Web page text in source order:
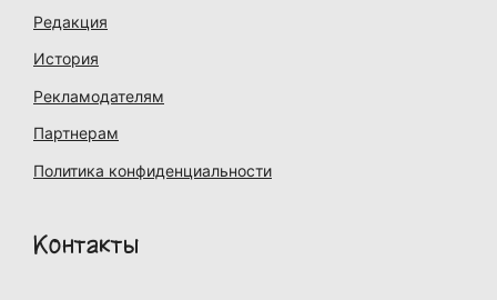
Редакция
История
Рекламодателям
Партнерам
Политика конфиденциальности
Контакты